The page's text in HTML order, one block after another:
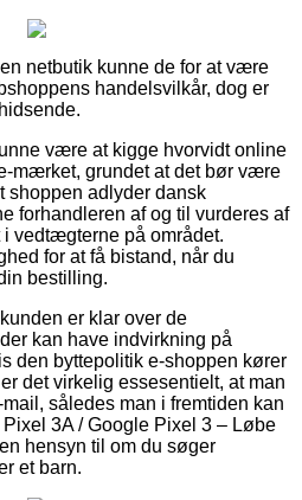
netbutik kunne de for at være
handelsvilkår, dog er
være at kigge hvorvidt online
mærket, grundet at det bør være
shoppen adlyder dansk
forhandleren af og til vurderes af
vedtægterne på området.
for at få bistand, når du
bestilling.
er klar over de
kan have indvirkning på
den byttepolitik e-shoppen kører
det virkelig essesentielt, at man
således man i fremtiden kan
3A / Google Pixel 3 – Løbe
hensyn til om du søger
et barn.